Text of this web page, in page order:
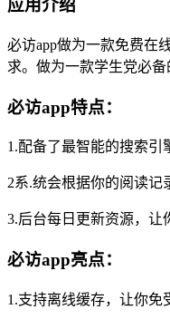
应用介绍
必访app做为一款免费在
求。做为一款学生党必
必访app特点：
1.配备了最智能的搜索引
2系.统会根据你的阅读记
3.后台每日更新资源，让
必访app亮点：
1.支持离线缓存，让你免